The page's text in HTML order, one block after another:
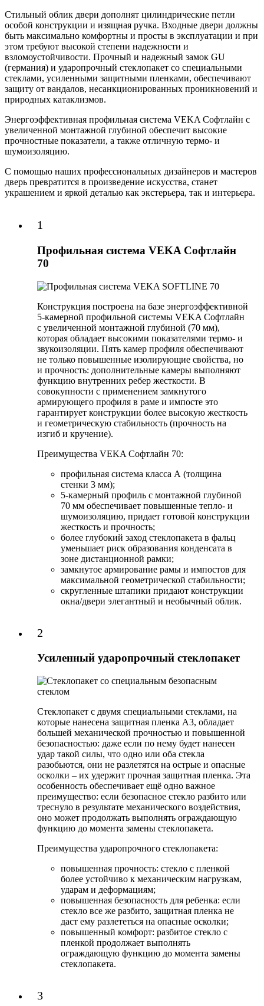
Стильный облик двери дополнят цилиндрические петли
особой конструкции и изящная ручка. Входные двери должны
быть максимально комфортны и просты в эксплуатации и при
этом требуют высокой степени надежности и
взломоустойчивости. Прочный и надежный замок GU
(германия) и ударопрочный стеклопакет со специальными
стеклами, усиленными защитными пленками, обеспечивают
защиту от вандалов, несанкционированных проникновений и
природных катаклизмов.
Энергоэффективная профильная система VEKA Софтлайн с
увеличенной монтажной глубиной обеспечит высокие
прочностные показатели, а также отличную термо- и
шумоизоляцию.
С помощью наших профессиональных дизайнеров и мастеров
дверь превратится в произведение искусства, станет
украшением и яркой деталью как экстерьера, так и интерьера.
1
Профильная система VEKA Софтлайн
70
Конструкция построена на базе энергоэффективной
5-камерной профильной системы VEKA Софтлайн
с увеличенной монтажной глубиной (70 мм),
которая обладает высокими показателями термо- и
звукоизоляции. Пять камер профиля обеспечивают
не только повышенные изолирующие свойства, но
и прочность: дополнительные камеры выполняют
функцию внутренних ребер жесткости. В
совокупности с применением замкнутого
армирующего профиля в раме и импосте это
гарантирует конструкции более высокую жесткость
и геометрическую стабильность (прочность на
изгиб и кручение).
Преимущества VEKA Софтлайн 70:
профильная система класса А (толщина
стенки 3 мм);
5-камерный профиль с монтажной глубиной
70 мм обеспечивает повышенные тепло- и
шумоизоляцию, придает готовой конструкции
жесткость и прочность;
более глубокий заход стеклопакета в фальц
уменьшает риск образования конденсата в
зоне дистанционной рамки;
замкнутое армирование рамы и импостов для
максимальной геометрической стабильности;
скругленные штапики придают конструкции
окна/двери элегантный и необычный облик.
2
Усиленный ударопрочный стеклопакет
Стеклопакет с двумя специальными стеклами, на
которые нанесена защитная пленка А3, обладает
большей механической прочностью и повышенной
безопасностью: даже если по нему будет нанесен
удар такой силы, что одно или оба стекла
разобьются, они не разлетятся на острые и опасные
осколки – их удержит прочная защитная пленка. Эта
особенность обеспечивает ещё одно важное
преимущество: если безопасное стекло разбито или
треснуло в результате механического воздействия,
оно может продолжать выполнять ограждающую
функцию до момента замены стеклопакета.
Преимущества ударопрочного стеклопакета:
повышенная прочность: стекло с пленкой
более устойчиво к механическим нагрузкам,
ударам и деформациям;
повышенная безопасность для ребенка: если
стекло все же разбито, защитная пленка не
даст ему разлететься на опасные осколки;
повышенный комфорт: разбитое стекло с
пленкой продолжает выполнять
ограждающую функцию до момента замены
стеклопакета.
3